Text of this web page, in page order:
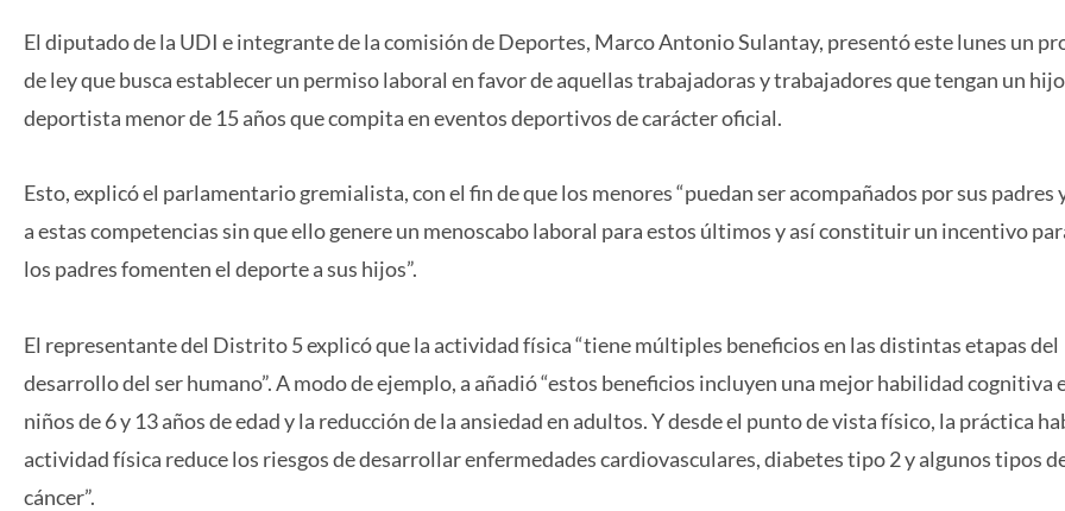
El diputado de la UDI e integrante de la comisión de Deportes, Marco Antonio Sulantay, presentó este lunes un
de ley que busca establecer un permiso laboral en favor de aquellas trabajadoras y trabajadores que tengan un hijo
deportista menor de 15 años que compita en eventos deportivos de carácter oficial.
Esto, explicó el parlamentario gremialista, con el fin de que los menores “puedan ser acompañados por sus padres
a estas competencias sin que ello genere un menoscabo laboral para estos últimos y así constituir un incentivo
los padres fomenten el deporte a sus hijos”.
El representante del Distrito 5 explicó que la actividad física “tiene múltiples beneficios en las distintas etapas del
desarrollo del ser humano”. A modo de ejemplo, a añadió “estos beneficios incluyen una mejor habilidad cognitiva
niños de 6 y 13 años de edad y la reducción de la ansiedad en adultos. Y desde el punto de vista físico, la práctica
actividad física reduce los riesgos de desarrollar enfermedades cardiovasculares, diabetes tipo 2 y algunos tipos
cáncer”.